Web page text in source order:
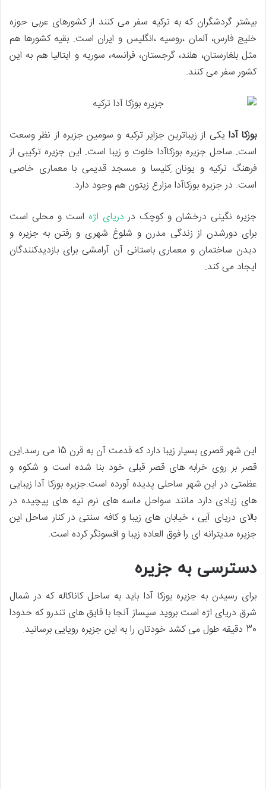
بیشتر گردشگران که به ترکیه سفر می کنند از کشورهای عربی حوزه
خلیج فارس، آلمان ،روسیه ،انگلیس و ایران است. بقیه کشورها هم
مثل بلغارستان، هلند، گرجستان، فرانسه، سوریه و ایتالیا هم به این
کشور سفر می کنند.
بوزکا آدا یکی از زیباترین جزایر ترکیه و سومین جزیره از نظر وسعت
است. ساحل جزیره بوزکاآدا خلوت و زیبا است. این جزیره ترکیبی از
فرهنگ ترکیه و یونان ِکلیسا و مسجد قدیمی با معماری خاصی
است. در جزیره بوزکاآدا مزارع زیتون هم وجود دارد.
جزیره نگینی درخشان و کوچک در دریای اژه است و محلی است
برای دورشدن از زندگی مدرن و شلوغ شهری و رفتن به جزیره و
دیدن ساختمان و معماری باستانی آن آرامشی برای بازدیدکنندگان
ایجاد می کند.
دسترسی به جزیره
برای رسیدن به جزیره بوزکا آدا باید به ساحل کاناکاله که در شمال
شرق دریای اژه است بروید سپساز آنجا با قایق های تندرو که حدودا
30 دقیقه طول می کشد خودتان را به این جزیره رویایی برسانید.